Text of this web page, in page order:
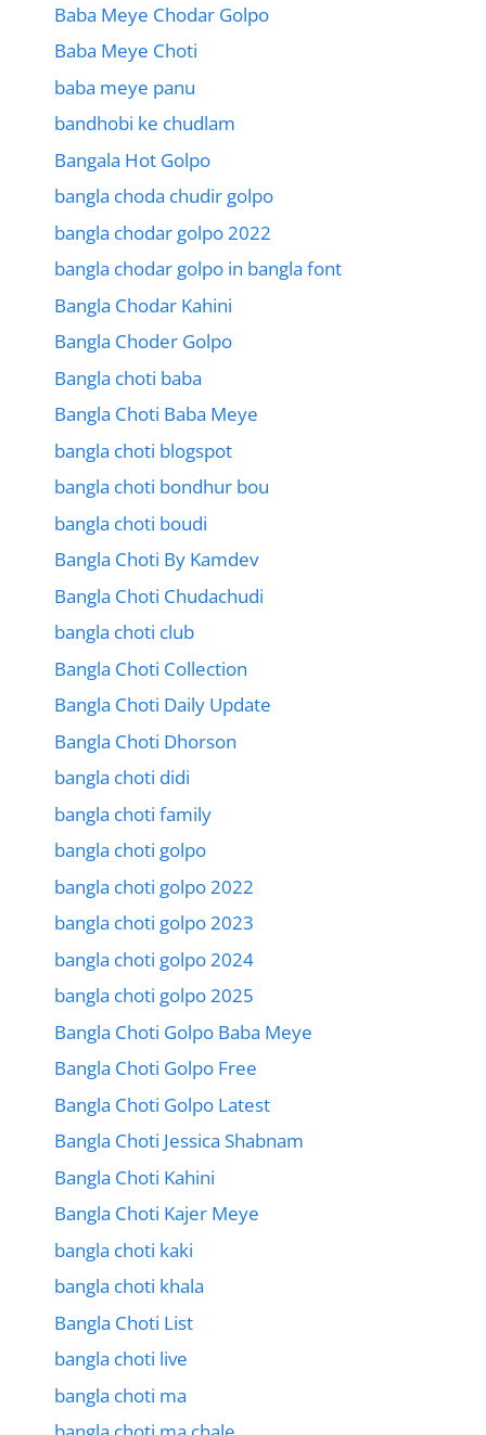
Baba Meye Chodar Golpo
Baba Meye Choti
baba meye panu
bandhobi ke chudlam
Bangala Hot Golpo
bangla choda chudir golpo
bangla chodar golpo 2022
bangla chodar golpo in bangla font
Bangla Chodar Kahini
Bangla Choder Golpo
Bangla choti baba
Bangla Choti Baba Meye
bangla choti blogspot
bangla choti bondhur bou
bangla choti boudi
Bangla Choti By Kamdev
Bangla Choti Chudachudi
bangla choti club
Bangla Choti Collection
Bangla Choti Daily Update
Bangla Choti Dhorson
bangla choti didi
bangla choti family
bangla choti golpo
bangla choti golpo 2022
bangla choti golpo 2023
bangla choti golpo 2024
bangla choti golpo 2025
Bangla Choti Golpo Baba Meye
Bangla Choti Golpo Free
Bangla Choti Golpo Latest
Bangla Choti Jessica Shabnam
Bangla Choti Kahini
Bangla Choti Kajer Meye
bangla choti kaki
bangla choti khala
Bangla Choti List
bangla choti live
bangla choti ma